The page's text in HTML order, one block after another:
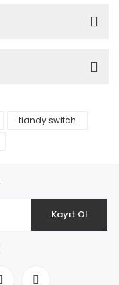
tiandy switch
Kayıt Ol